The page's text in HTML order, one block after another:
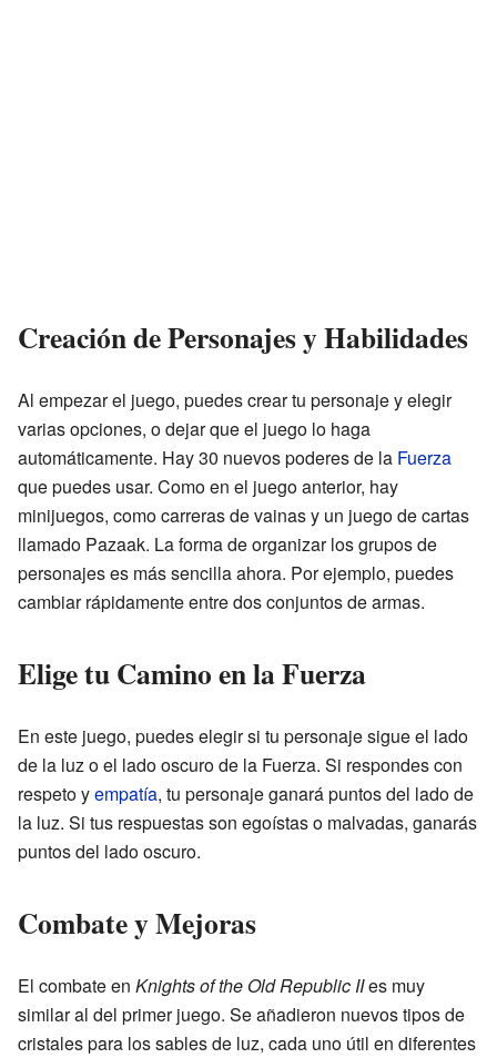
Creación de Personajes y Habilidades
Al empezar el juego, puedes crear tu personaje y elegir
varias opciones, o dejar que el juego lo haga
automáticamente. Hay 30 nuevos poderes de la Fuerza
que puedes usar. Como en el juego anterior, hay
minijuegos, como carreras de vainas y un juego de cartas
llamado Pazaak. La forma de organizar los grupos de
personajes es más sencilla ahora. Por ejemplo, puedes
cambiar rápidamente entre dos conjuntos de armas.
Elige tu Camino en la Fuerza
En este juego, puedes elegir si tu personaje sigue el lado
de la luz o el lado oscuro de la Fuerza. Si respondes con
respeto yempatía, tu personaje ganará puntos del lado de
la luz. Si tus respuestas son egoístas o malvadas, ganarás
puntos del lado oscuro.
Combate y Mejoras
El combate en Knights of the Old Republic IIes muy
similar al del primer juego. Se añadieron nuevos tipos de
cristales para los sables de luz, cada uno útil en diferentes